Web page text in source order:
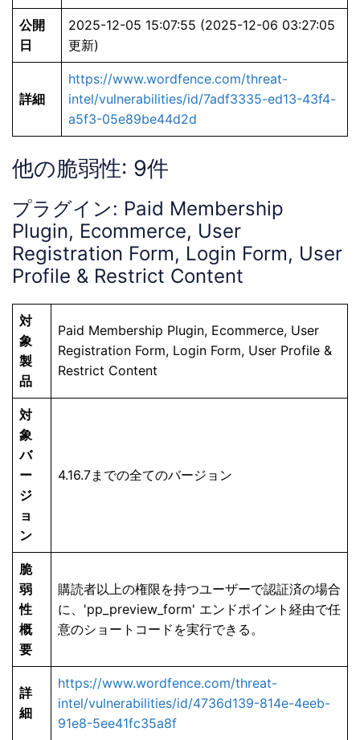
公開
日
2025-12-05 15:07:55 (2025-12-06 03:27:05
更新)
詳細
https://www.wordfence.com/threat-
intel/vulnerabilities/id/7adf3335-ed13-43f4-
a5f3-05e89be44d2d
他の脆弱性: 9件
プラグイン: Paid Membership
Plugin, Ecommerce, User
Registration Form, Login Form, User
Profile & Restrict Content
対
象
製
品
Paid Membership Plugin, Ecommerce, User
Registration Form, Login Form, User Profile &
Restrict Content
対
象
バ
ー
ジ
ョ
ン
4.16.7までの全てのバージョン
脆
弱
性
概
要
購読者以上の権限を持つユーザーで認証済の場合
に、'pp_preview_form' エンドポイント経由で任
意のショートコードを実行できる。
詳
細
https://www.wordfence.com/threat-
intel/vulnerabilities/id/4736d139-814e-4eeb-
91e8-5ee41fc35a8f